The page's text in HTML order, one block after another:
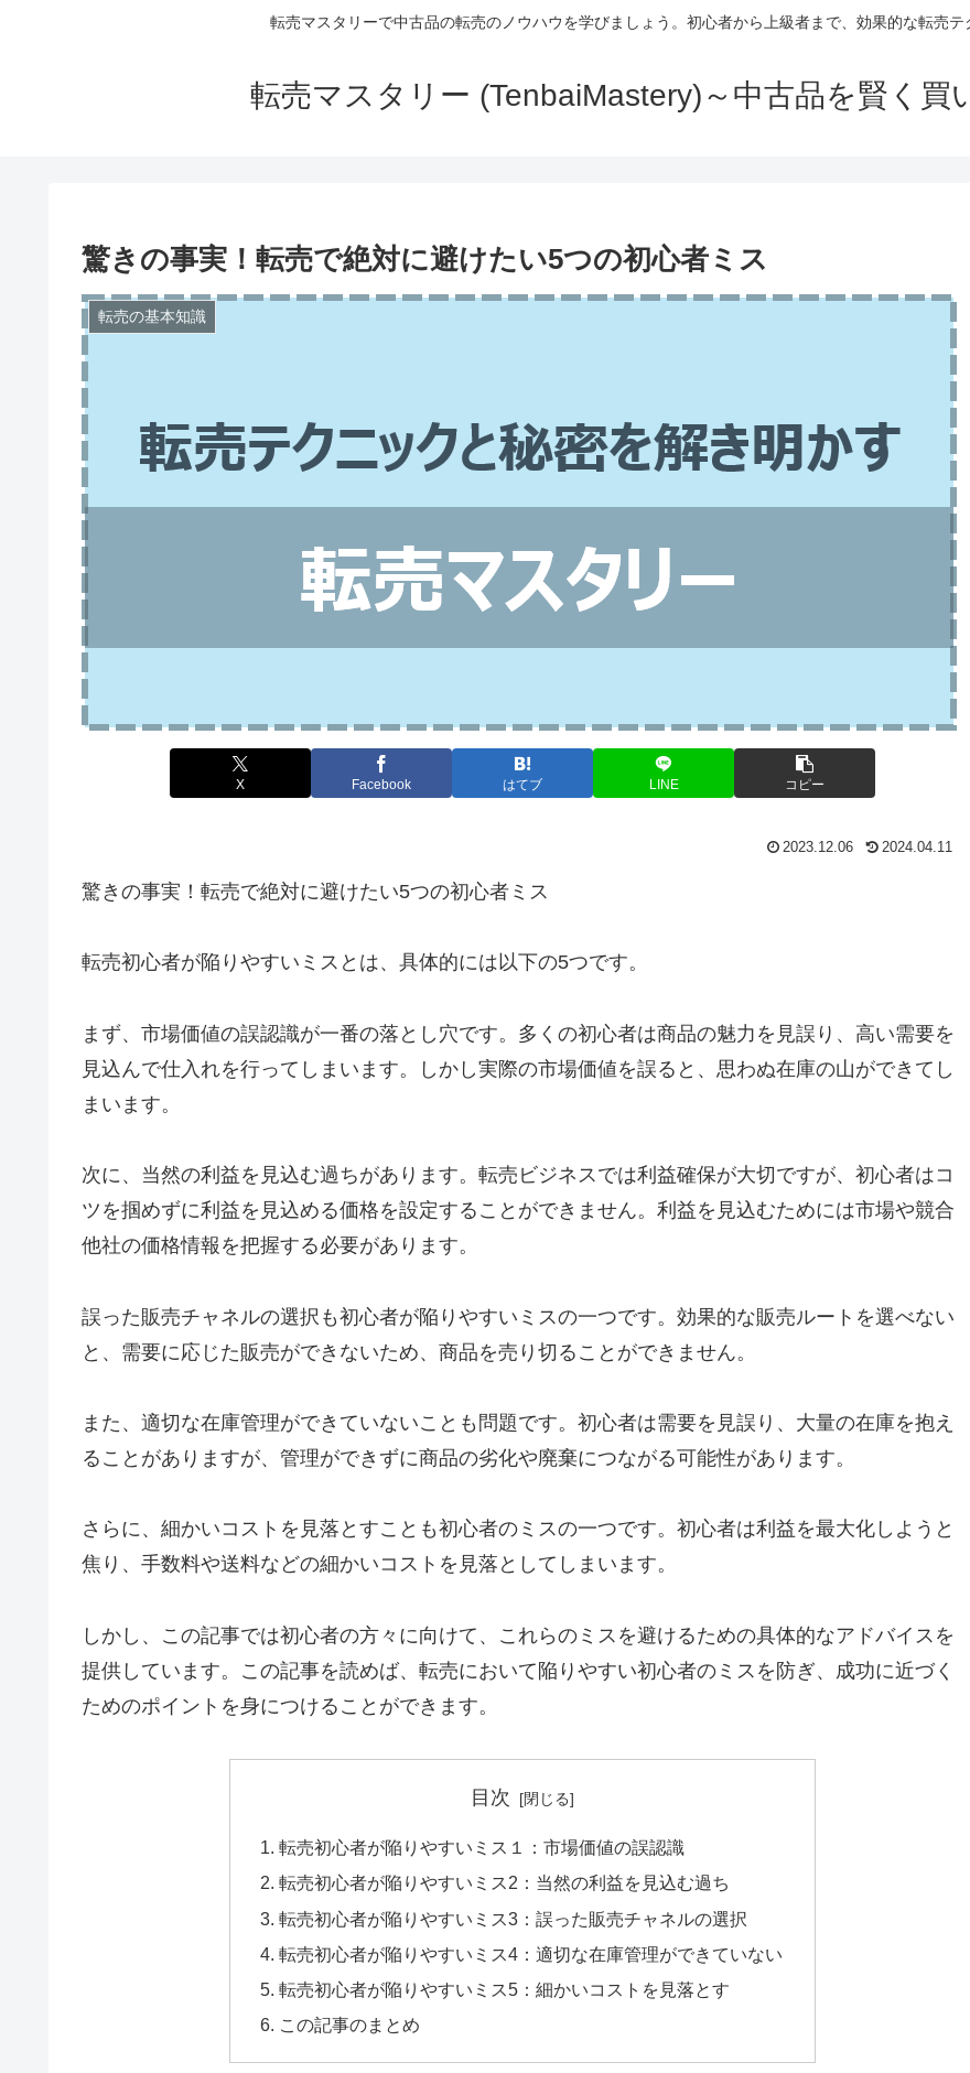
転売マスタリーで中古品の転売のノウハウを学びましょう。初心者から上級者まで、効果的な転売テ
転売マスタリー (TenbaiMastery)～中古品を賢く買
驚きの事実！転売で絶対に避けたい5つの初心者ミス
転売の基本知識
X Facebook はてブ LINE コピー
2023.12.06 2024.04.11
驚きの事実！転売で絶対に避けたい5つの初心者ミス
転売初心者が陥りやすいミスとは、具体的には以下の5つです。
まず、市場価値の誤認識が一番の落とし穴です。多くの初心者は商品の魅力を見誤り、高い需要を
見込んで仕入れを行ってしまいます。しかし実際の市場価値を誤ると、思わぬ在庫の山ができてし
まいます。
次に、当然の利益を見込む過ちがあります。転売ビジネスでは利益確保が大切ですが、初心者はコ
ツを掴めずに利益を見込める価格を設定することができません。利益を見込むためには市場や競合
他社の価格情報を把握する必要があります。
誤った販売チャネルの選択も初心者が陥りやすいミスの一つです。効果的な販売ルートを選べない
と、需要に応じた販売ができないため、商品を売り切ることができません。
また、適切な在庫管理ができていないことも問題です。初心者は需要を見誤り、大量の在庫を抱え
ることがありますが、管理ができずに商品の劣化や廃棄につながる可能性があります。
さらに、細かいコストを見落とすことも初心者のミスの一つです。初心者は利益を最大化しようと
焦り、手数料や送料などの細かいコストを見落としてしまいます。
しかし、この記事では初心者の方々に向けて、これらのミスを避けるための具体的なアドバイスを
提供しています。この記事を読めば、転売において陥りやすい初心者のミスを防ぎ、成功に近づく
ためのポイントを身につけることができます。
目次
転売初心者が陥りやすいミス１：市場価値の誤認識
転売初心者が陥りやすいミス2：当然の利益を見込む過ち
転売初心者が陥りやすいミス3：誤った販売チャネルの選択
転売初心者が陥りやすいミス4：適切な在庫管理ができていない
転売初心者が陥りやすいミス5：細かいコストを見落とす
この記事のまとめ